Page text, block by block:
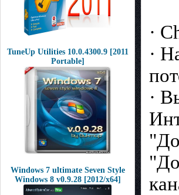
TuneUp Utilities 10.0.4300.9 [2011
Portable]
Windows 7 ultimate Seven Style
Windows 8 v0.9.28 [2012/x64]
·
·
·